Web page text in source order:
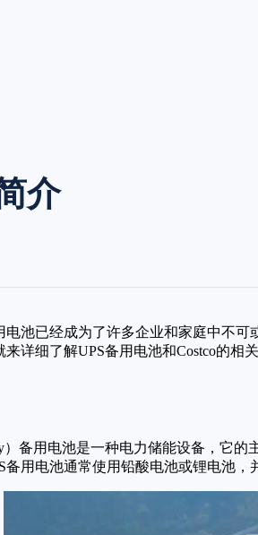
介
池已经成为了许多企业和家庭中不
详细了解UPS备用电池和Costco的相关
）备用电池是一种电力储能设备，它
用电池通常使用铅酸电池或锂电池，